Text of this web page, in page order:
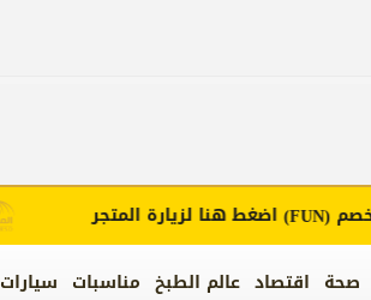
صحة اقتصاد عالم الطبخ مناسبات سيارات
اضغط هنا لزيارة المتجر